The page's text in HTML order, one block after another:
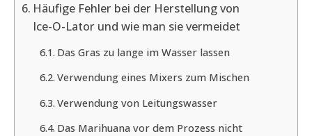
Häufige Fehler bei der Herstellung von
Ice-O-Lator und wie man sie vermeidet
Das Gras zu lange im Wasser lassen
Verwendung eines Mixers zum Mischen
Verwendung von Leitungswasser
Das Marihuana vor dem Prozess nicht